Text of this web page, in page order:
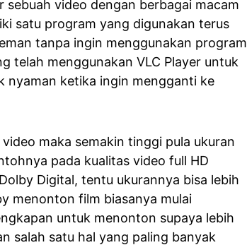
video dengan berbagai macam
satu program yang digunakan terus
tanpa ingin menggunakan program
telah menggunakan VLC Player untuk
nyaman ketika ingin mengganti ke
maka semakin tinggi pula ukuran
pada kualitas video full HD
Digital, tentu ukurannya bisa lebih
menonton film biasanya mulai
untuk menonton supaya lebih
salah satu hal yang paling banyak